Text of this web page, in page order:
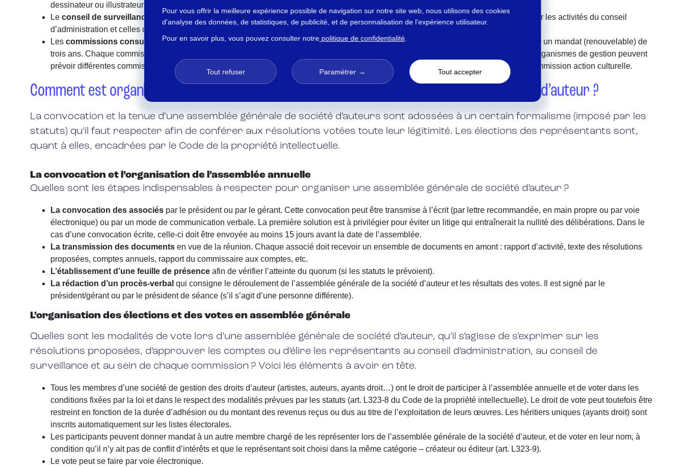
dessinateur ou illustrateur, un photographe, un peintre ou plasticien ou sculpteur.
Leconseil de surveillance
est aussi élu par l’assemblée générale de la société d’auteur. Composé d’associés, il est chargé de contrôler les activités du conseil
d’administration et celles du gérant ou du président. Cet organe garantit la transparence de la gestion de la société.
Lescommissions consultativessont mises en place par le conseil d’administration, mais ses membres sont élus par les associés pour un mandat (renouvelable) de
trois ans. Chaque commission a pour mission l’étude et les propositions relatives aux questions qui relèvent de ses compétences. Les organismes de gestion peuvent
prévoir différentes commissions : par exemple, la SAIF a mis en place une commission financière, une commission répartition et une commission action culturelle.
Comment est organisée l’assemblée générale au sein d’une société de gestion des droits d’auteur ?
La convocation et la tenue d’une assemblée générale de société d’auteurs sont adossées à un certain formalisme (imposé par les
statuts) qu’il faut respecter afin de conférer aux résolutions votées toute leur légitimité. Les élections des représentants sont,
quant à elles, encadrées par le Code de la propriété intellectuelle.
La convocation et l’organisation de l’assemblée annuelle
Quelles sont les étapes indispensables à respecter pour organiser une assemblée générale de société d’auteur ?
La convocation des associés par le président ou par le gérant. Cette convocation peut être transmise à l’écrit (par lettre recommandée, en main propre ou par voie
électronique) ou par un mode de communication verbale. La première solution est à privilégier pour éviter un litige qui entraînerait la nullité des délibérations. Dans le
cas d’une convocation écrite, celle-ci doit être envoyée au moins 15 jours avant la date de l’assemblée.
La transmission des documents en vue de la réunion. Chaque associé doit recevoir un ensemble de documents en amont : rapport d’activité, texte des résolutions
proposées, comptes annuels, rapport du commissaire aux comptes, etc.
L’établissement d’une feuille de présence afin de vérifier l’atteinte du quorum (si les statuts le prévoient).
La rédaction d’un procès-verbal qui consigne le déroulement de l’assemblée générale de la société d’auteur et les résultats des votes. Il est signé par le
président/gérant ou par le président de séance (s’il s’agit d’une personne différente).
L’organisation des élections et des votes en assemblée générale
Quelles sont les modalités de vote lors d’une assemblée générale de société d’auteur, qu’il s’agisse de s’exprimer sur les
résolutions proposées, d’approuver les comptes ou d’élire les représentants au conseil d’administration, au conseil de
surveillance et au sein de chaque commission ? Voici les éléments à avoir en tête.
Tous les membres d’une société de gestion des droits d’auteur (artistes, auteurs, ayants droit…) ont le droit de participer à l’assemblée annuelle et de voter dans les
conditions fixées par la loi et dans le respect des modalités prévues par les statuts (art. L323-8 du Code de la propriété intellectuelle). Le droit de vote peut toutefois être
restreint en fonction de la durée d’adhésion ou du montant des revenus reçus ou dus au titre de l’exploitation de leurs œuvres. Les héritiers uniques (ayants droit) sont
inscrits automatiquement sur les listes électorales.
Les participants peuvent donner mandat à un autre membre chargé de les représenter lors de l’assemblée générale de la société d’auteur, et de voter en leur nom, à
condition qu’il n’y ait pas de conflit d’intérêts et que le représentant soit choisi dans la même catégorie – créateur ou éditeur (art. L323-9).
Le vote peut se faire par voie électronique.
Pour vous offrir la meilleure expérience possible de navigation sur notre site web, nous utilisons des cookies
d'analyse des données, de statistiques, de publicité, et de personnalisation de l’expérience utilisateur.
Pour en savoir plus, vous pouvez consulter notre politique de confidentialité
Tout refuser Paramétrer Tout accepter